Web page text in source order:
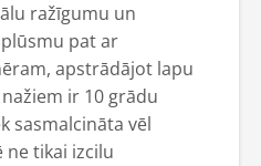
ražīgumu un
pat ar
apstrādājot lapu
ir 10 grādu
sasmalcināta vēl
ne tikai izcilu